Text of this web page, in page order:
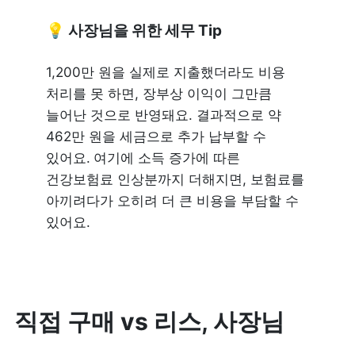
💡 사장님을 위한 세무 Tip
1,200만 원을 실제로 지출했더라도 비용
처리를 못 하면, 장부상 이익이 그만큼
늘어난 것으로 반영돼요. 결과적으로 약
462만 원을 세금으로 추가 납부할 수
있어요. 여기에 소득 증가에 따른
건강보험료 인상분까지 더해지면, 보험료를
아끼려다가 오히려 더 큰 비용을 부담할 수
있어요.
직접 구매 vs 리스, 사장님